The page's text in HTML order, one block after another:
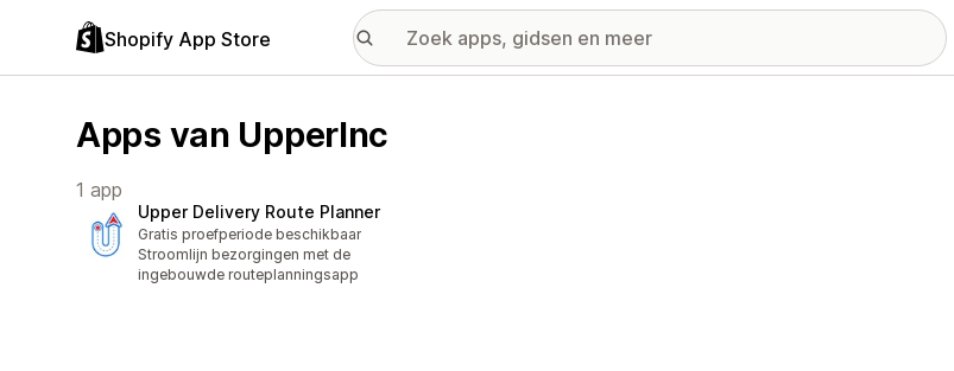
Shopify App Store
Apps van UpperInc
1 app
Upper Delivery Route Planner
Gratis proefperiode beschikbaar
Stroomlijn bezorgingen met de
ingebouwde routeplanningsapp